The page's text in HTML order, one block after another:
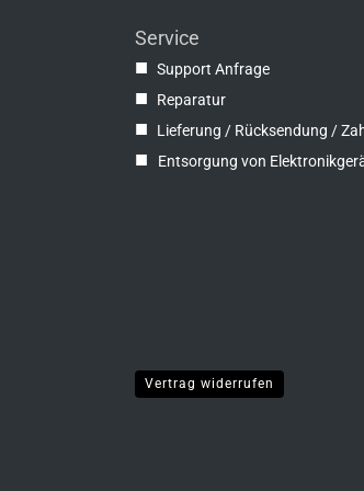
Service
■ Support Anfrage
■ Reparatur
■ Lieferung / Rücksendung /
■ Entsorgung von
Vertrag widerrufen